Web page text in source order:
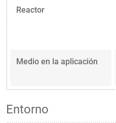
Reactor
Medio en la aplicación
Entorno